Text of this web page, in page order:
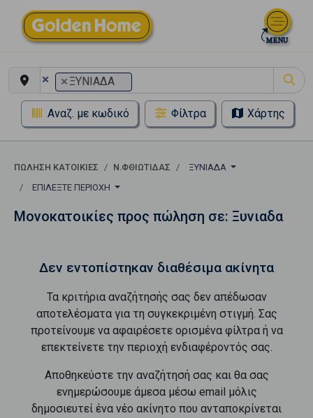
× × ΞΥΝΙΑΔΑ
Αναζ. με κωδικό Φίλτρα Χάρτης
ΠΏΛΗΣΗ ΚΑΤΟΙΚΊΕΣ Ν.ΦΘΙΩΤΙΔΑΣ
ΞΥΝΙΑΔΑ
ΕΠΙΛΈΞΤΕ ΠΕΡΙΟΧΉ
Μονοκατοικίες προς πώληση σε: Ξυνιαδα
Δεν εντοπίστηκαν διαθέσιμα ακίνητα
Τα κριτήρια αναζήτησής σας δεν απέδωσαν
αποτελέσματα για τη συγκεκριμένη στιγμή. Σας
προτείνουμε να αφαιρέσετε ορισμένα φίλτρα ή να
επεκτείνετε την περιοχή ενδιαφέροντός σας.
Αποθηκεύστε την αναζήτησή σας και θα σας
ενημερώσουμε άμεσα μέσω email μόλις
δημοσιευτεί ένα νέο ακίνητο που ανταποκρίνεται